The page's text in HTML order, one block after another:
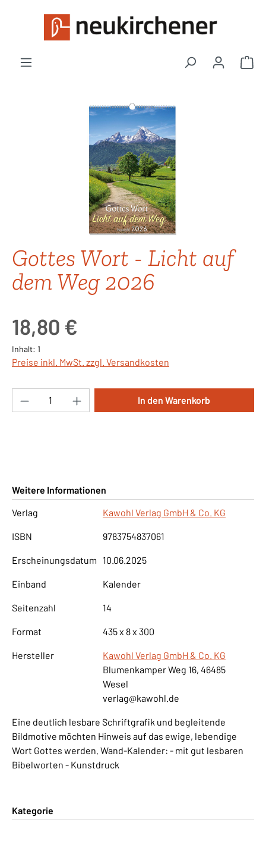
Zum Hauptinhalt springen
Bildergalerie überspringen
Gottes Wort - Licht auf
dem Weg 2026
18,80 €
Inhalt: 1
Preise inkl. MwSt. zzgl. Versandkosten
Produkt Anzahl: Gib den gewünschten
In den Warenkorb
Weitere Informationen
Verlag
Kawohl Verlag GmbH & Co. KG
ISBN 9783754837061
Erscheinungsdatum 10.06.2025
Einband Kalender
Seitenzahl 14
Format 435 x 8 x 300
Hersteller
Kawohl Verlag GmbH & Co. KG
Blumenkamper Weg 16, 46485
Wesel
verlag@kawohl.de
Eine deutlich lesbare Schriftgrafik und begleitende
Bildmotive möchten Hinweis auf das ewige, lebendige
Wort Gottes werden. Wand-Kalender: - mit gut lesbaren
Bibelworten - Kunstdruck
Kategorie